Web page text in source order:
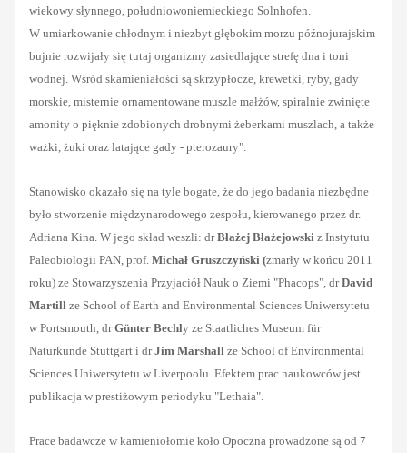
wiekowy słynnego, południowoniemieckiego Solnhofen.
W umiarkowanie chłodnym i niezbyt głębokim morzu późnojurajskim
bujnie rozwijały się tutaj organizmy zasiedlające strefę dna i toni
wodnej. Wśród skamieniałości są skrzypłocze, krewetki, ryby, gady
morskie, misternie ornamentowane muszle małżów, spiralnie zwinięte
amonity o pięknie zdobionych drobnymi żeberkami muszlach, a także
ważki, żuki oraz latające gady - pterozaury".
Stanowisko okazało się na tyle bogate, że do jego badania niezbędne
było stworzenie międzynarodowego zespołu, kierowanego przez dr.
Adriana Kina. W jego skład weszli: drBłażej Błażejowski z Instytutu
Paleobiologii PAN, prof. Michał Gruszczyński (zmarły w końcu 2011
roku) ze Stowarzyszenia Przyjaciół Nauk o Ziemi "Phacops", drDavid
Martill ze School of Earth and Environmental Sciences Uniwersytetu
w Portsmouth, drGünter Bechly ze Staatliches Museum für
Naturkunde Stuttgart i drJim Marshall ze School of Environmental
Sciences Uniwersytetu w Liverpoolu. Efektem prac naukowców jest
publikacja w prestiżowym periodyku "Lethaia".
Prace badawcze w kamieniołomie koło Opoczna prowadzone są od 7